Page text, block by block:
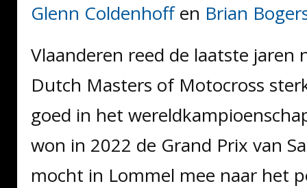
Glenn Coldenhoffen Brian
Vlaanderen reed de laatste jaren
Dutch Masters of Motocross
goed in het
won in 2022 de Grand Prix van
mocht in Lommel mee naar het